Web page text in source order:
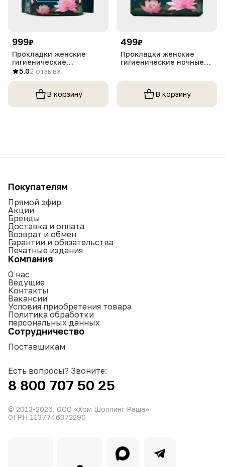
999₽
Прокладки женские
гигиенические
ежедневные Анион, 1
5.02 отзыва
В корзину
499₽
Прокладки женские
гигиенические ночные
В корзину
Покупателям
Прямой эфир
Акции
Бренды
Доставка и оплата
Возврат и обмен
Гарантии и обязательства
Печатные издания
Компания
О нас
Ведущие
Контакты
Вакансии
Условия приобретения товара
Политика обработки
персональных данных
Сотрудничество
Поставщикам
Есть вопросы? Звоните:
8 800 707 50 25
© 2013-2026. ООО «Хом Шоппинг Раша»
ОГРН 1137746372290